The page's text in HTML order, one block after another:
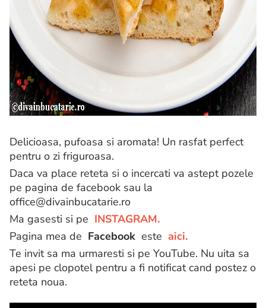
Delicioasa, pufoasa si aromata! Un rasfat perfect
pentru o zi friguroasa.
Daca va place reteta si o incercati va astept pozele
pe pagina de facebook sau la
office@divainbucatarie.ro
Ma gasesti si pe INSTAGRAM.
Pagina mea de Facebook este aici.
Te invit sa ma urmaresti si pe YouTube. Nu uita sa
apesi pe clopotel pentru a fi notificat cand postez o
reteta noua.